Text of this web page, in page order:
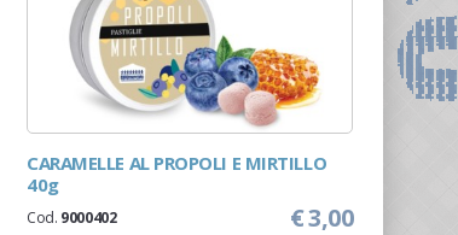
CARAMELLE AL PROPOLI E MIRTILLO
40g
€ 3,00
Cod. 9000402